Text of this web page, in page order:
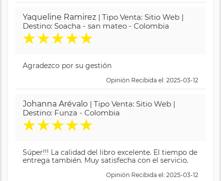
Yaqueline Ramirez | Tipo Venta: Sitio Web |
Destino: Soacha - san mateo - Colombia
★★★★★
Agradezco por su gestión
Opinión Recibida el: 2025-03-12
Johanna Arévalo | Tipo Venta: Sitio Web |
Destino: Funza - Colombia
★★★★★
Súper!!! La calidad del libro excelente. El tiempo de
entrega también. Muy satisfecha con el servicio.
Opinión Recibida el: 2025-03-12